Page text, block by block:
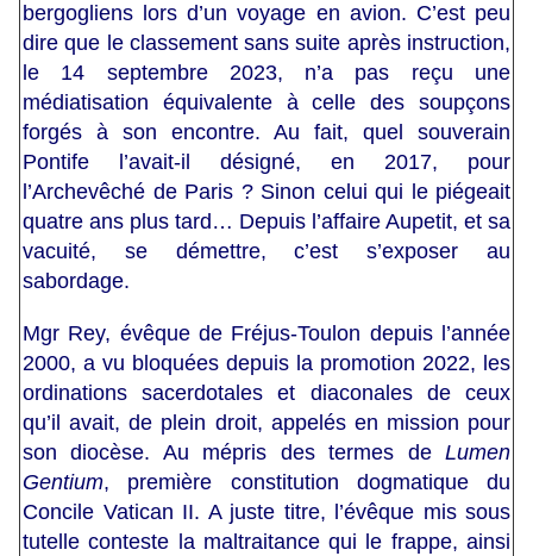
bergogliens lors d’un voyage en avion. C’est peu
dire que le classement sans suite après instruction,
le 14 septembre 2023, n’a pas reçu une
médiatisation équivalente à celle des soupçons
forgés à son encontre. Au fait, quel souverain
Pontife l’avait-il désigné, en 2017, pour
l’Archevêché de Paris ? Sinon celui qui le piégeait
quatre ans plus tard… Depuis l’affaire Aupetit, et sa
vacuité, se démettre, c’est s’exposer au
sabordage.
Mgr Rey, évêque de Fréjus-Toulon depuis l’année
2000, a vu bloquées depuis la promotion 2022, les
ordinations sacerdotales et diaconales de ceux
qu’il avait, de plein droit, appelés en mission pour
son diocèse. Au mépris des termes de Lumen
Gentium, première constitution dogmatique du
Concile Vatican II. A juste titre, l’évêque mis sous
tutelle conteste la maltraitance qui le frappe, ainsi